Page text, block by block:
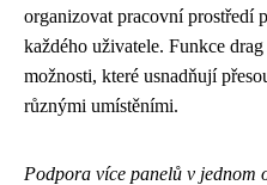
organizovat pracovní prostředí
každého uživatele. Funkce
možnosti, které usnadňují
různými umístěními.
Podpora více panelů v jednom